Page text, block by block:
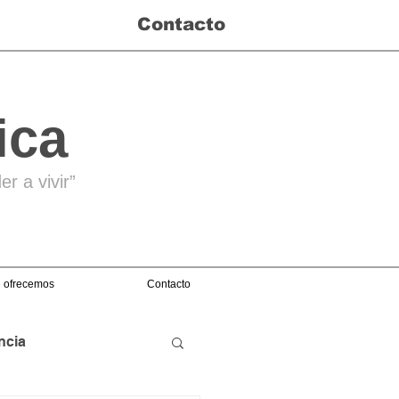
Contacto
a vivir”
ofrecemos Contacto